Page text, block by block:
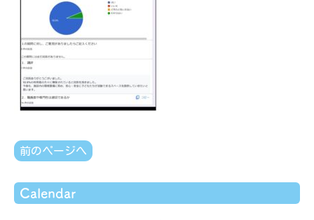
前のページへ
Calendar